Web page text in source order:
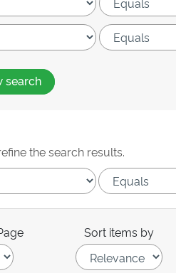
search
the search results.
Sort items by